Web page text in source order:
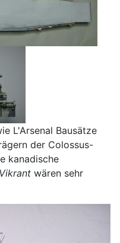
L'Arsenal Bausätze
der Colossus-
kanadische
Vikrant wären sehr